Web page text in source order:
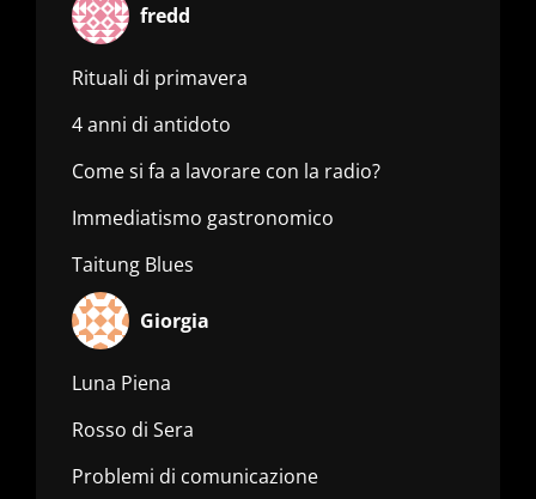
fredd
Rituali di primavera
4 anni di antidoto
Come si fa a lavorare con la radio?
Immediatismo gastronomico
Taitung Blues
Giorgia
Luna Piena
Rosso di Sera
Problemi di comunicazione